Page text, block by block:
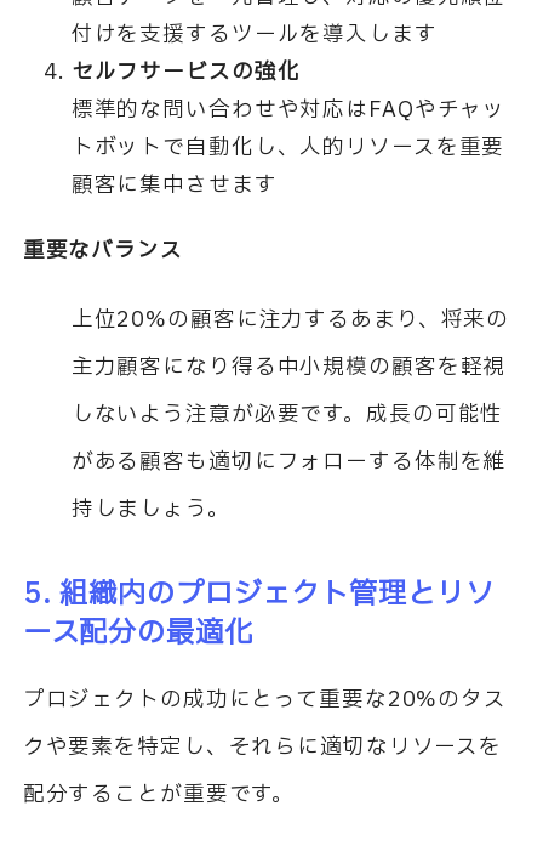
付けを支援するツールを導入します
セルフサービスの強化
標準的な問い合わせや対応はFAQやチャッ
トボットで自動化し、人的リソースを重要
顧客に集中させます
重要なバランス
上位20%の顧客に注力するあまり、将来の
主力顧客になり得る中小規模の顧客を軽視
しないよう注意が必要です。成長の可能性
がある顧客も適切にフォローする体制を維
持しましょう。
5. 組織内のプロジェクト管理とリソ
ース配分の最適化
プロジェクトの成功にとって重要な20%のタス
クや要素を特定し、それらに適切なリソースを
配分することが重要です。